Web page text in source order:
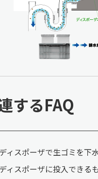
するFAQ
ディスポーザで生ゴミを下
ディスポーザに投入できる